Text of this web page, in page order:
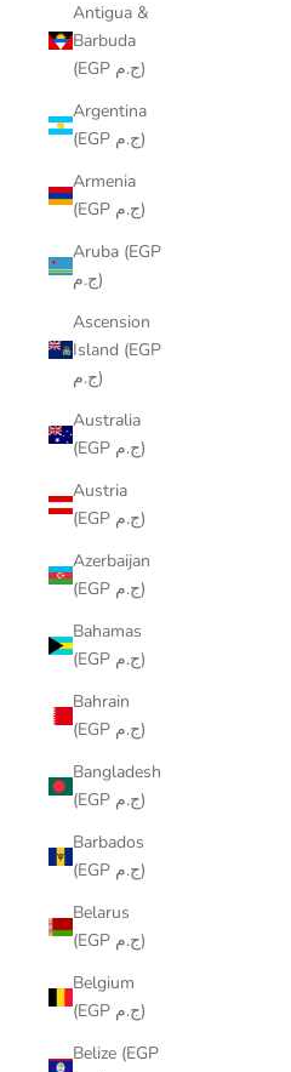
Antigua &
Barbuda
(EGP ج.م)
Argentina
(EGP ج.م)
Armenia
(EGP ج.م)
Aruba (EGP
ج.م)
Ascension
Island (EGP
ج.م)
Australia
(EGP ج.م)
Austria
(EGP ج.م)
Azerbaijan
(EGP ج.م)
Bahamas
(EGP ج.م)
Bahrain
(EGP ج.م)
Bangladesh
(EGP ج.م)
Barbados
(EGP ج.م)
Belarus
(EGP ج.م)
Belgium
(EGP ج.م)
Belize (EGP